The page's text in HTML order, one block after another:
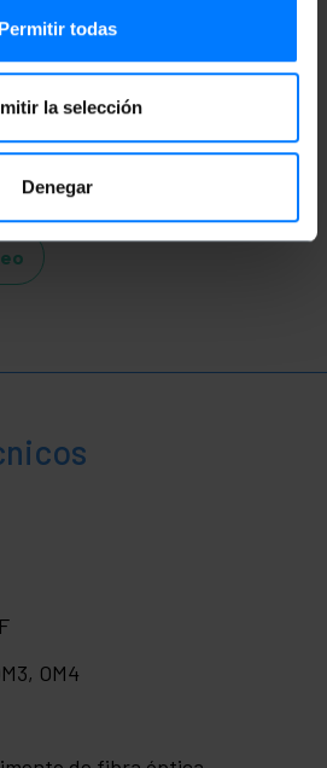
Permitir todas
la selección
Denegar
OM4